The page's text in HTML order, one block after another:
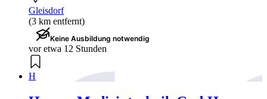
Gleisdorf
(3 km entfernt)
Keine Ausbildung notwendig
vor etwa 12 Stunden
H